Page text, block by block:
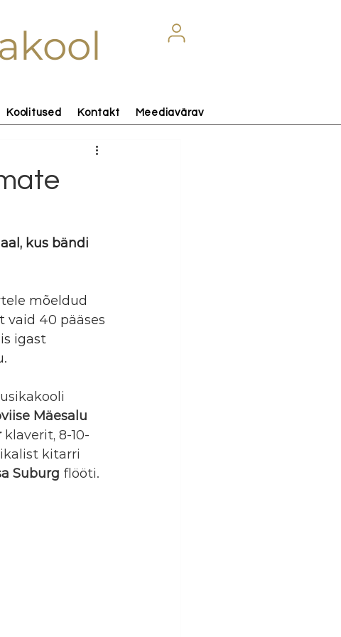
Koolitused Kontakt Meediavärav
kus bändi
mõeldud
vaid 40 pääses
igast
Mäesalu
klaverit, 8-10-
kitarri
Suburg flööti.